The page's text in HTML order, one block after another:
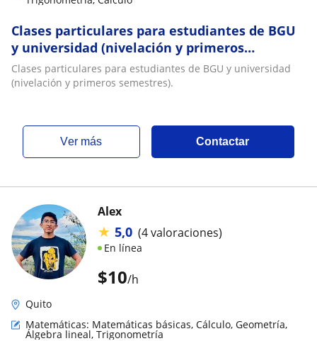
Clases particulares para estudiantes de BGU
y universidad (nivelación y primeros
semestres)
Clases particulares para estudiantes de BGU y universidad
(nivelación y primeros semestres).
ver más Contactar
$10/h
Alex
★ 5,0 (4 valoraciones)
En línea
Quito
Matemáticas: Matemáticas básicas, Cálculo, Geometría,
Álgebra lineal, Trigonometría